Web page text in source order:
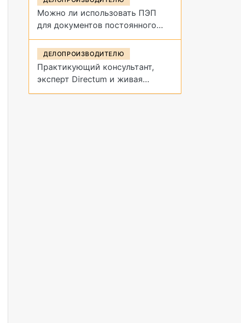
Можно ли использовать ПЭП
для документов постоянного
срока хранения?
ДЕЛОПРОИЗВОДИТЕЛЮ
Практикующий консультант,
эксперт Directum и живая
демонстрация архивных